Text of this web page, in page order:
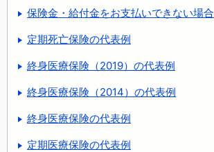
保険金・給付金をお支払いできない場合
定期死亡保険の代表例
終身医療保険（2019）の代表例
終身医療保険（2014）の代表例
終身医療保険の代表例
定期医療保険の代表例